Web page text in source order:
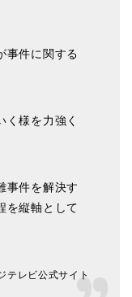
事件に関する
様を力強く
事件を解決す
を縦軸として
テレビ公式サイト